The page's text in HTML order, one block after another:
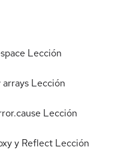
Lección
Lección
Lección
y Reflect Lección